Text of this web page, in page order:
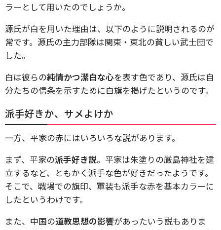
ラーとして用いたのでしょうか。
源氏が白を用いた理由は、以下のように説明されるのが
常です。源氏の主力部隊は関東・東北の貧しい武士団で
した。
白は彼らの純情かつ潔白な心を表す色であり、源氏は自
分たちの信条を示すために白旗を掲げたというのです。
派手好きか、サメよけか
一方、平家の赤にはいろいろな説があります。
まず、平家の派手好き説。平家は朱塗りの厳島神社を建
立するなど、ともかく派手な色が好きだったようです。
そこで、戦場での旗印、軍装も派手な赤を基本カラーに
したというわけです。
また、中国の道教思想の影響があったいう説もありま